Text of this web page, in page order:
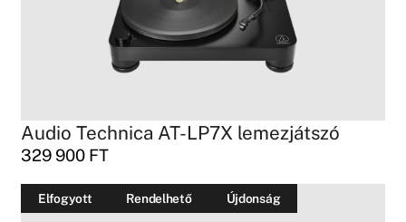
Audio Technica AT-LP7X lemezjátszó
329 900 FT
Elfogyott Rendelhető Újdonság